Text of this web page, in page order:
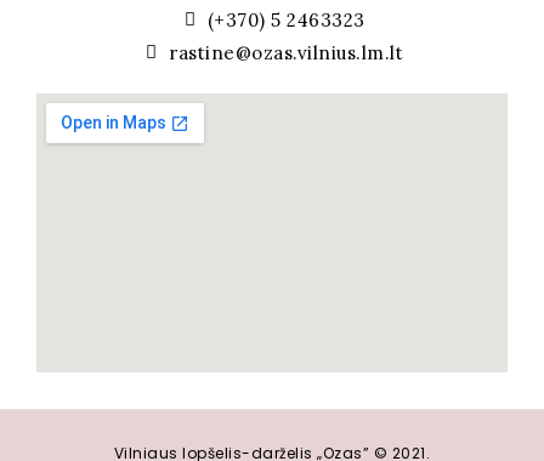
(+370) 5 2463323
rastine@ozas.vilnius.lm.lt
Vilniaus lopšelis-darželis „Ozas” © 2021.